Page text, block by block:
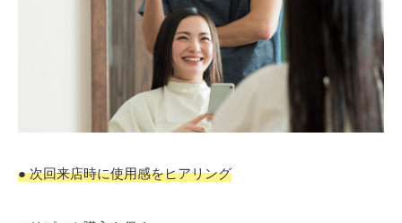
● 次回来店時に使用感をヒアリング